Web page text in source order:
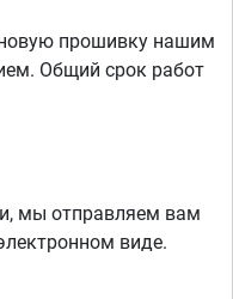
прошивку нашим
Общий срок работ
мы отправляем вам
виде.